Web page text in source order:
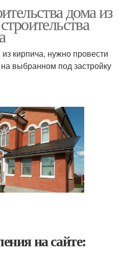
дома из
кирпича, нужно провести
выбранном под застройку
на сайте: